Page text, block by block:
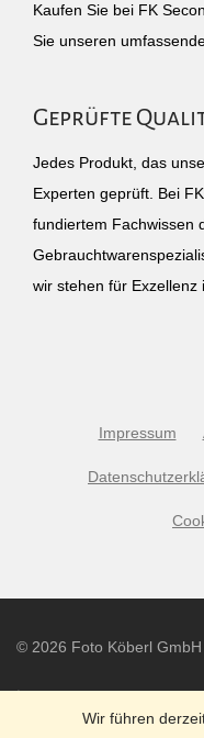
Wir führen
Kaufen Sie bei FK
Sie unseren
Geprüfte
Jedes Produkt, das
Experten geprüft. Bei
fundiertem Fachwissen
wir stehen für Exzellenz
Impressum
© 2026 Foto Köberl